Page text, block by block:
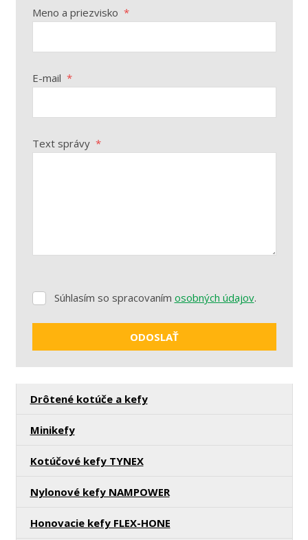
Meno a priezvisko *
E-mail *
Text správy *
Súhlasím
spracovaním
Súhlasím so spracovaním osobných údajov.
ODOSLAŤ
nepodarilo
odoslať
Drôtené kotúče a kefy
Minikefy
Kotúčové kefy TYNEX
Nylonové kefy NAMPOWER
Honovacie kefy FLEX-HONE